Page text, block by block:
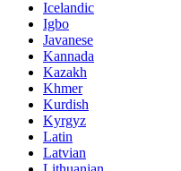
Icelandic
Igbo
Javanese
Kannada
Kazakh
Khmer
Kurdish
Kyrgyz
Latin
Latvian